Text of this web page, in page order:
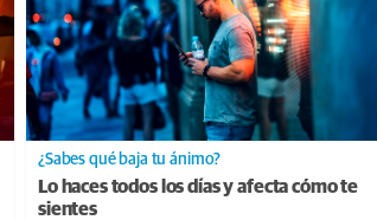
¿Sabes qué baja tu ánimo?
Lo haces todos los días y afecta cómo te
sientes